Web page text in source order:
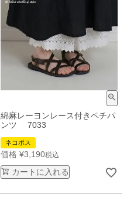
綿麻レーヨンレース付きペチパ
ンツ 7033
ネコポス
価格 ¥3,190税込
カートに入れる